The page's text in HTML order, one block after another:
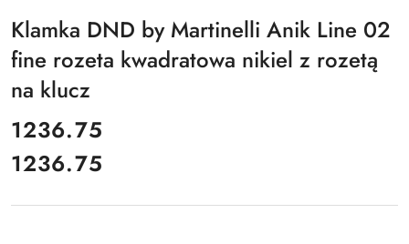
Klamka DND by Martinelli Anik Line 02
fine rozeta kwadratowa nikiel z rozetą
na klucz
cena:
1236.75
Cena:
1236.75